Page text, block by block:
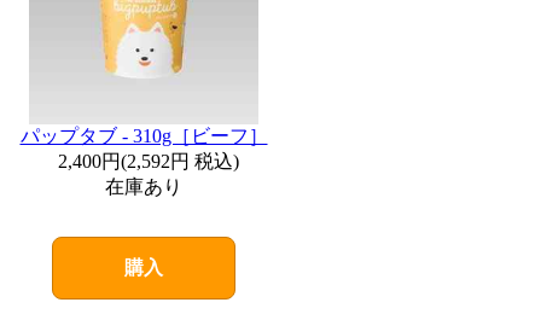
パップタブ - 310g［ビーフ］
2,400円(2,592円 税込)
在庫あり
購入